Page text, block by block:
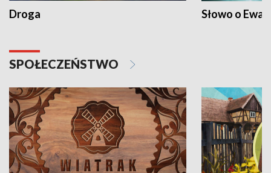
Droga Słowo o
SPOŁECZEŃSTWO